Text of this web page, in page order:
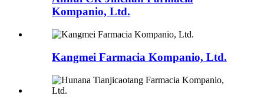
Kompanio, Ltd.
Kangmei Farmacia Kompanio, Ltd.